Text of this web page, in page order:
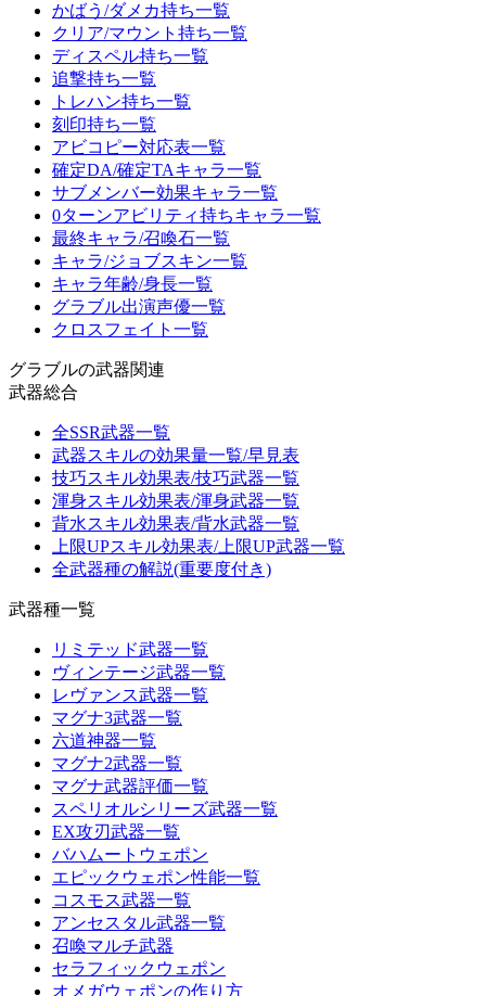
かばう/ダメカ持ち一覧
クリア/マウント持ち一覧
ディスペル持ち一覧
追撃持ち一覧
トレハン持ち一覧
刻印持ち一覧
アビコピー対応表一覧
確定DA/確定TAキャラ一覧
サブメンバー効果キャラ一覧
0ターンアビリティ持ちキャラ一覧
最終キャラ/召喚石一覧
キャラ/ジョブスキン一覧
キャラ年齢/身長一覧
グラブル出演声優一覧
クロスフェイト一覧
グラブルの武器関連
武器総合
全SSR武器一覧
武器スキルの効果量一覧/早見表
技巧スキル効果表/技巧武器一覧
渾身スキル効果表/渾身武器一覧
背水スキル効果表/背水武器一覧
上限UPスキル効果表/上限UP武器一覧
全武器種の解説(重要度付き)
武器種一覧
リミテッド武器一覧
ヴィンテージ武器一覧
レヴァンス武器一覧
マグナ3武器一覧
六道神器一覧
マグナ2武器一覧
マグナ武器評価一覧
スペリオルシリーズ武器一覧
EX攻刃武器一覧
バハムートウェポン
エピックウェポン性能一覧
コスモス武器一覧
アンセスタル武器一覧
召喚マルチ武器
セラフィックウェポン
オメガウェポンの作り方